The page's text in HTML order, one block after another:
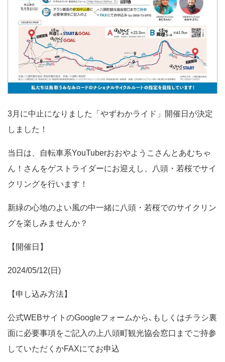
3月に中止になりました「やずわかライド」開催日が決定
しました！
当日は、自転車系YouTuberおおやようこさんとあむちゃ
ん！さんをゲストライダーにお迎えし、八頭・若桜でサイ
クリングを行います！
新緑の心地のよい風の中一緒に八頭・若桜でのサイクリン
グを楽しみませんか？
【開催日】
2024/05/12(日)
【申し込み方法】
公式WEBサイトのGoogleフォームから､もしくはチラシ裏
面に必要事項をご記入の上八頭町観光協会窓口までご持参
していただくかFAXにてお申込